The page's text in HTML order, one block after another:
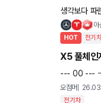
생각보다 파
아
HOT 전기차
X5 풀체인
---
오점머
전기차